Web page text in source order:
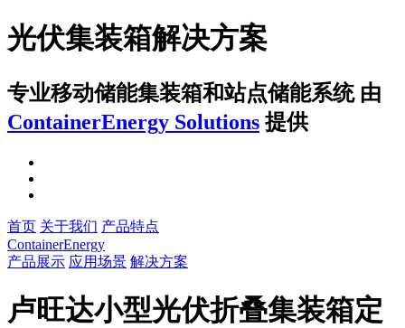
光伏集装箱解决方案
专业移动储能集装箱和站点储能系统 由
ContainerEnergy Solutions 提供
首页 关于我们 产品特点
ContainerEnergy
产品展示 应用场景 解决方案
卢旺达小型光伏折叠集装箱定